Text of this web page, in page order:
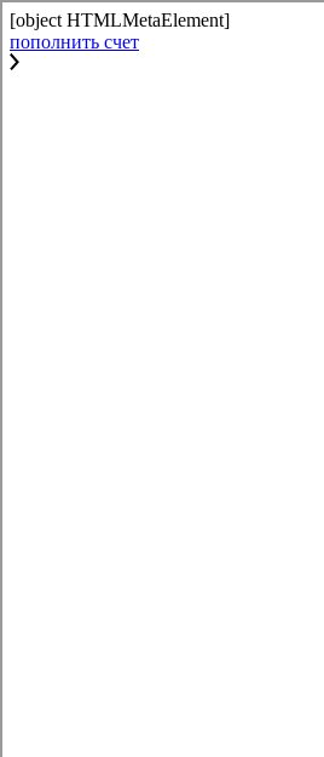
[object HTMLMetaElement]
пополнить счет